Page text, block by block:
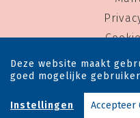
Copyright © 1983-2026 Uitgeverij
Deze website maakt
goed mogelijke
Instellingen Accepteer